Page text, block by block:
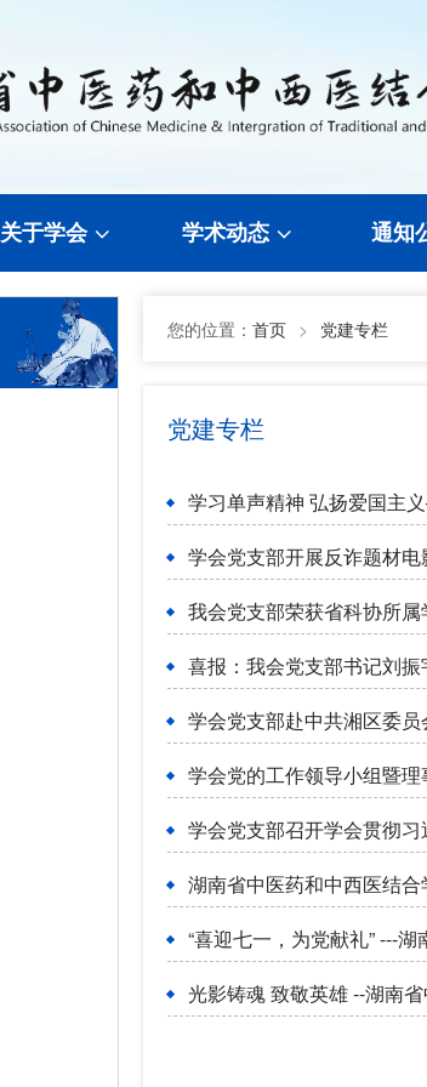
关于学会 学术动态 通知
您的位置： 首页 > 党建专栏
党建专栏
学习单声精神 弘扬爱国主
学会党支部开展反诈题材
我会党支部荣获省科协所属
喜报：我会党支部书记刘振
学会党支部赴中共湘区委
学会党的工作领导小组暨
学会党支部召开学会贯彻
湖南省中医药和中西医结
“喜迎七一，为党献礼” ---
光影铸魂 致敬英雄 --湖南